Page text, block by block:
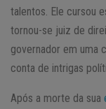
talentos. Ele cursou
tornou-se juiz de
governador em uma
conta de intrigas
Após a morte da sua